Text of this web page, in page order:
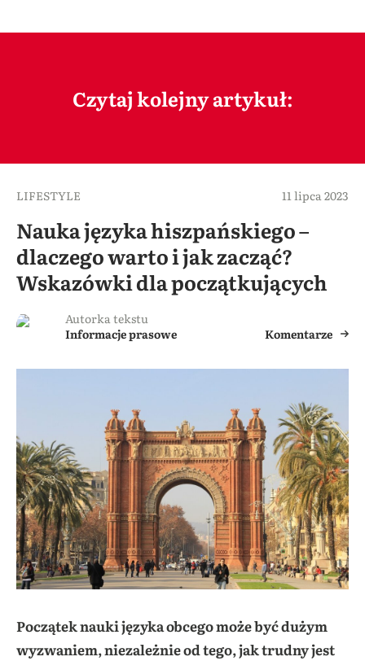
Czytaj kolejny artykuł:
LIFESTYLE 11 lipca 2023
Nauka języka hiszpańskiego –
dlaczego warto i jak zacząć?
Wskazówki dla początkujących
Autorka tekstu
Informacje prasowe
Komentarze
Początek nauki języka obcego może być dużym
wyzwaniem, niezależnie od tego, jak trudny jest